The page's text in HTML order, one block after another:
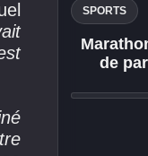
SPORTS
de